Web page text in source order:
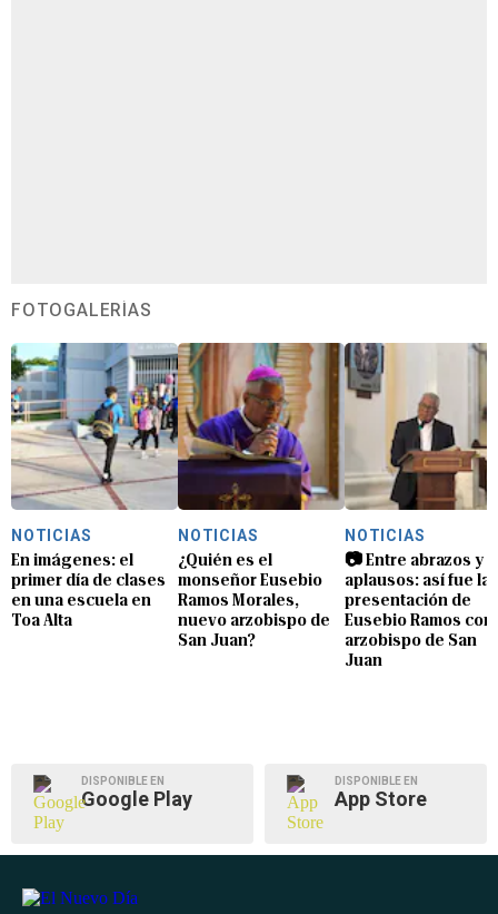
FOTOGALERÍAS
NOTICIAS
En imágenes: el
primer día de clases
en una escuela en
Toa Alta
NOTICIAS
¿Quién es el
monseñor Eusebio
Ramos Morales,
nuevo arzobispo de
San Juan?
NOTICIAS
📷 Entre abrazos y
aplausos: así fue la
presentación de
Eusebio Ramos
arzobispo de San
Juan
DISPONIBLE EN
Google Play
DISPONIBLE EN
App Store